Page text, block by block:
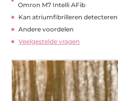
Omron M7 Intelli AFib
Kan atriumfibrilleren detecteren
Andere voordelen
Veelgestelde vragen